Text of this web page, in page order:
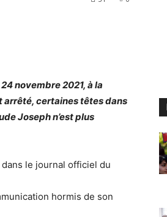
novembre 2021, à la
arrêté, certaines têtes dans
Joseph n’est plus
le journal officiel du
hormis de son